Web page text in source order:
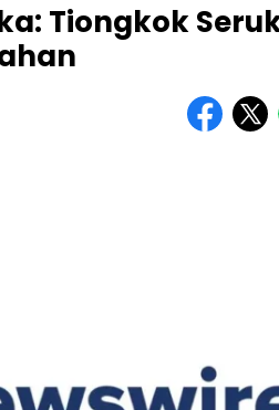
Tiongkok